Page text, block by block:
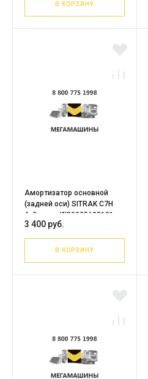
В КОРЗИНУ
Амортизатор основной
(задней оси) SITRAK C7H
4x2 тягач WG9925688101
/FMT
3 400 руб.
В КОРЗИНУ